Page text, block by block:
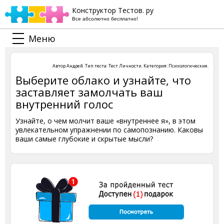
Конструктор Тестов. ру
Все абсолютно бесплатно!
Меню
АвторАндрей. Тип теста:Тест Личности. Категория: Психологические.
Выберите облако и узнайте, что
заставляет замолчать ваш
внутренний голос
Узнайте, о чем молчит ваше «внутреннее я», в этом
увлекательном упражнении по самопознанию. Каковы
ваши самые глубокие и скрытые мысли?